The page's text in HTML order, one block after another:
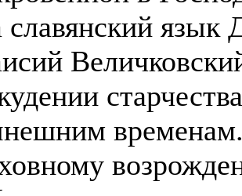
язык
временам.